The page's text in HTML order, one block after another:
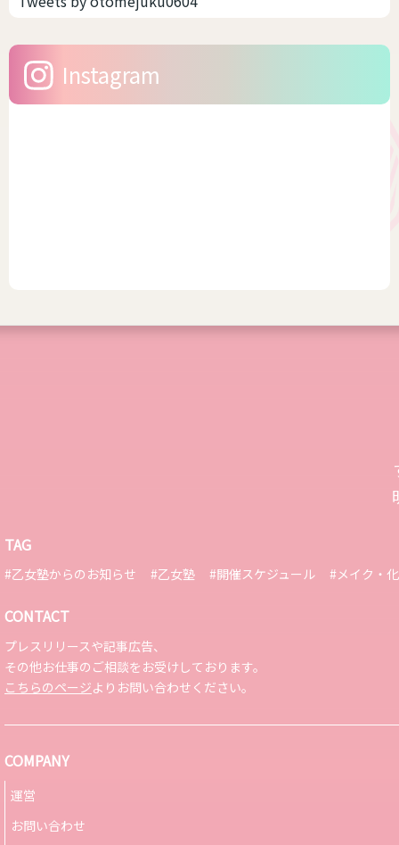
LAND（ニッセン スマイルラ
門ブランドです • ...
Instagram
TAG
#乙女塾からのお知らせ #乙女塾 #開催スケジュール #メイク・
CONTACT
プレスリリースや記事広告、
その他お仕事のご相談をお受けしております。
こちらのページよりお問い合わせください。
COMPANY
運営
お問い合わせ